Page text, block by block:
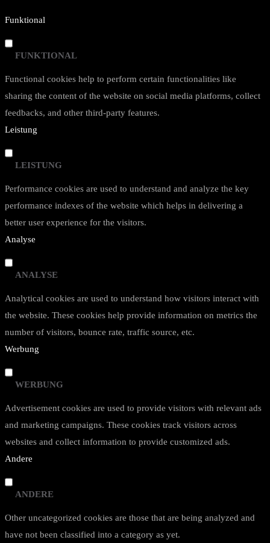
Funktional
FUNKTIONAL
Functional cookies help to perform certain functionalities like
sharing the content of the website on social media platforms, collect
feedbacks, and other third-party features.
Leistung
LEISTUNG
Performance cookies are used to understand and analyze the key
performance indexes of the website which helps in delivering a
better user experience for the visitors.
Analyse
ANALYSE
Analytical cookies are used to understand how visitors interact with
the website. These cookies help provide information on metrics the
number of visitors, bounce rate, traffic source, etc.
Werbung
WERBUNG
Advertisement cookies are used to provide visitors with relevant ads
and marketing campaigns. These cookies track visitors across
websites and collect information to provide customized ads.
Andere
ANDERE
Other uncategorized cookies are those that are being analyzed and
have not been classified into a category as yet.